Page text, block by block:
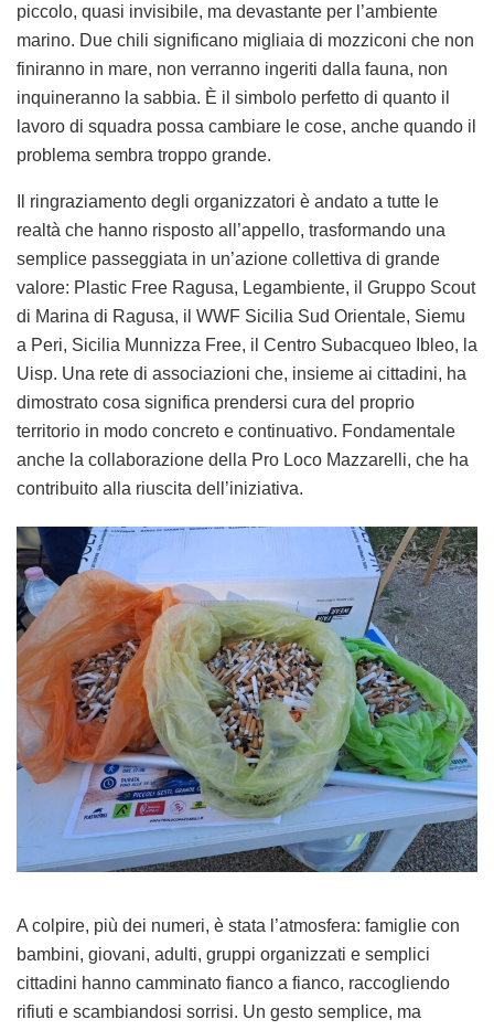
piccolo, quasi invisibile, ma devastante per l’ambiente
marino. Due chili significano migliaia di mozziconi che non
finiranno in mare, non verranno ingeriti dalla fauna, non
inquineranno la sabbia. È il simbolo perfetto di quanto il
lavoro di squadra possa cambiare le cose, anche quando il
problema sembra troppo grande.
Il ringraziamento degli organizzatori è andato a tutte le
realtà che hanno risposto all’appello, trasformando una
semplice passeggiata in un’azione collettiva di grande
valore: Plastic Free Ragusa, Legambiente, il Gruppo Scout
di Marina di Ragusa, il WWF Sicilia Sud Orientale, Siemu
a Peri, Sicilia Munnizza Free, il Centro Subacqueo Ibleo, la
Uisp. Una rete di associazioni che, insieme ai cittadini, ha
dimostrato cosa significa prendersi cura del proprio
territorio in modo concreto e continuativo. Fondamentale
anche la collaborazione della Pro Loco Mazzarelli, che ha
contribuito alla riuscita dell’iniziativa.
A colpire, più dei numeri, è stata l’atmosfera: famiglie con
bambini, giovani, adulti, gruppi organizzati e semplici
cittadini hanno camminato fianco a fianco, raccogliendo
rifiuti e scambiandosi sorrisi. Un gesto semplice, ma